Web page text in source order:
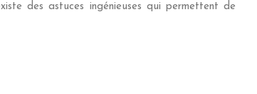
des astuces ingénieuses qui permettent de